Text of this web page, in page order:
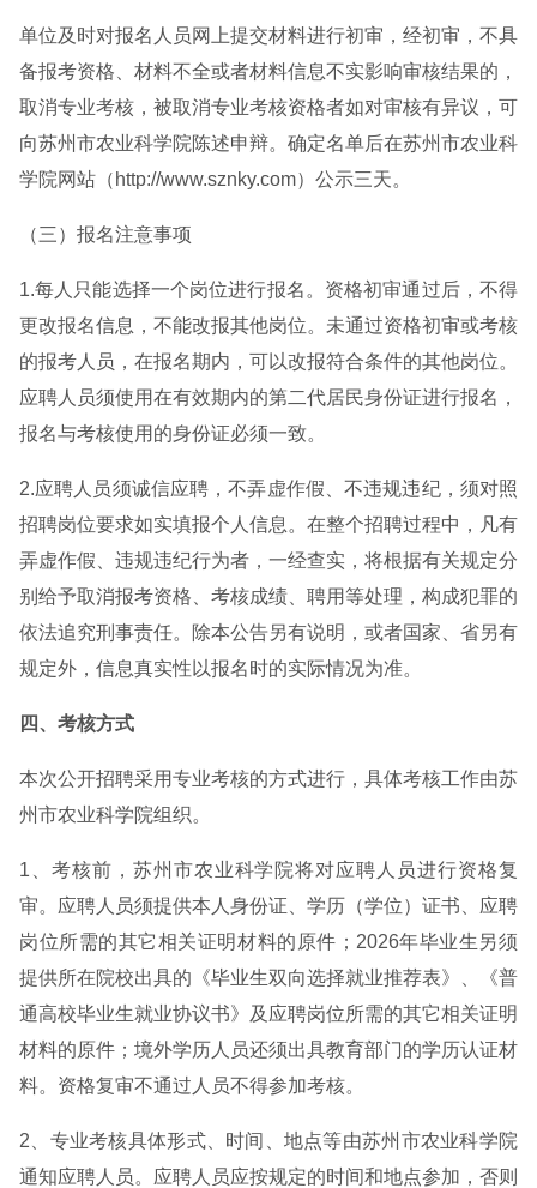
单位及时对报名人员网上提交材料进行初审，经初审，不具
备报考资格、材料不全或者材料信息不实影响审核结果的，
取消专业考核，被取消专业考核资格者如对审核有异议，可
向苏州市农业科学院陈述申辩。确定名单后在苏州市农业科
学院网站（http://www.sznky.com）公示三天。
（三）报名注意事项
1.每人只能选择一个岗位进行报名。资格初审通过后，不得
更改报名信息，不能改报其他岗位。未通过资格初审或考核
的报考人员，在报名期内，可以改报符合条件的其他岗位。
应聘人员须使用在有效期内的第二代居民身份证进行报名，
报名与考核使用的身份证必须一致。
2.应聘人员须诚信应聘，不弄虚作假、不违规违纪，须对照
招聘岗位要求如实填报个人信息。在整个招聘过程中，凡有
弄虚作假、违规违纪行为者，一经查实，将根据有关规定分
别给予取消报考资格、考核成绩、聘用等处理，构成犯罪的
依法追究刑事责任。除本公告另有说明，或者国家、省另有
规定外，信息真实性以报名时的实际情况为准。
四、考核方式
本次公开招聘采用专业考核的方式进行，具体考核工作由苏
州市农业科学院组织。
1、考核前，苏州市农业科学院将对应聘人员进行资格复
审。应聘人员须提供本人身份证、学历（学位）证书、应聘
岗位所需的其它相关证明材料的原件；2026年毕业生另须
提供所在院校出具的《毕业生双向选择就业推荐表》、《普
通高校毕业生就业协议书》及应聘岗位所需的其它相关证明
材料的原件；境外学历人员还须出具教育部门的学历认证材
料。资格复审不通过人员不得参加考核。
2、专业考核具体形式、时间、地点等由苏州市农业科学院
通知应聘人员。应聘人员应按规定的时间和地点参加，否则